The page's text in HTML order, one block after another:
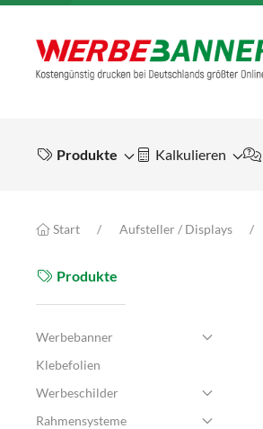
Produkte Kalkulieren
Start Aufsteller / Displays
Produkte
Werbebanner
Klebefolien
Werbeschilder
Rahmensysteme